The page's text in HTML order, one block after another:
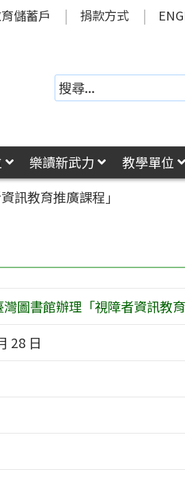
儲蓄戶 捐款方式
樂讀新武力 教學單位
訊教育推廣課程」
圖書館辦理「視障者資訊教育
28 日